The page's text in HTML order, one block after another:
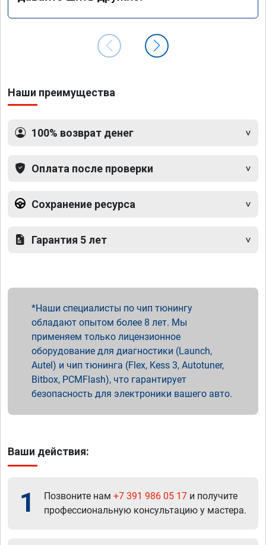
Наши преимущества
100% возврат денег
Оплата после проверки
Сохранение ресурса
Гарантия 5 лет
Наши специалисты по чип тюнингу
обладают опытом более 8 лет. Мы
применяем только лицензионное
оборудование для диагностики (Launch,
Autel) и чип тюнинга (Flex, Kess 3, Autotuner,
Bitbox, PCMFlash), что гарантирует
безопасность для электроники вашего авто.
Ваши действия:
1 Позвоните нам +7 391 986 05 17 и получите
профессиональную консультацию у мастера.